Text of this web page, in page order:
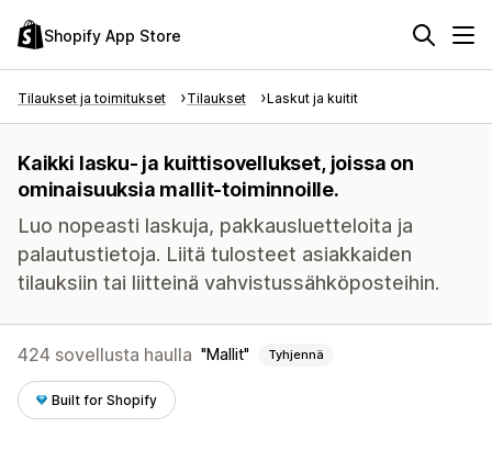
Shopify App Store
Tilaukset ja toimitukset Tilaukset Laskut ja kuitit
Kaikki lasku- ja kuittisovellukset, joissa on
ominaisuuksia mallit-toiminnoille.
Luo nopeasti laskuja, pakkausluetteloita ja
palautustietoja. Liitä tulosteet asiakkaiden
tilauksiin tai liitteinä vahvistussähköposteihin.
424 sovellusta haulla Mallit Tyhjennä
Built for Shopify